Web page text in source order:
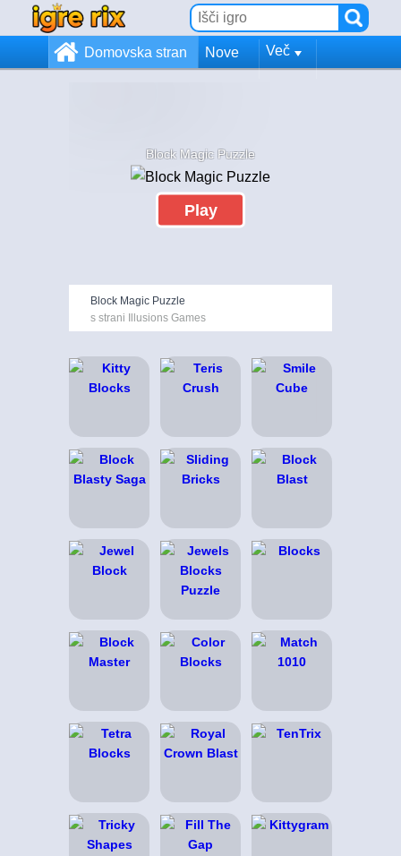
Domovska stran Nove Več
Block Magic Puzzle
Play
Block Magic Puzzle
s strani Illusions Games